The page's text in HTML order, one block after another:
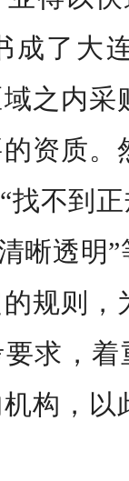
成了大
之内采
资质。
找不到
晰透明
规则，
求，着
构，以